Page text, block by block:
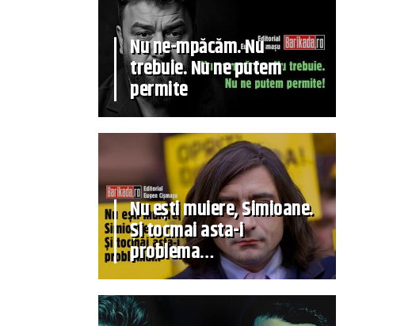
Nu ne-mpăcăm. Nu
trebuie. Nu ne putem
permite
Nu ești muiere, Simioane.
Și tocmai asta-i
problema…